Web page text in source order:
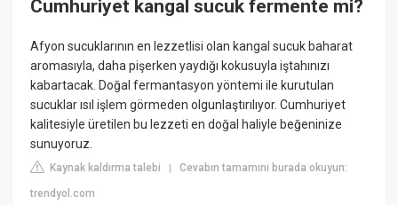
Cumhuriyet kangal sucuk fermente mi?
Afyon sucuklarının en lezzetlisi olan kangal sucuk baharat
aromasıyla, daha pişerken yaydığı kokusuyla iştahınızı
kabartacak. Doğal fermantasyon yöntemi ile kurutulan
sucuklar ısıl işlem görmeden olgunlaştırılıyor. Cumhuriyet
kalitesiyle üretilen bu lezzeti en doğal haliyle beğeninize
sunuyoruz.
Kaynak kaldırma talebi |Cevabın tamamını burada okuyun:
trendyol.com